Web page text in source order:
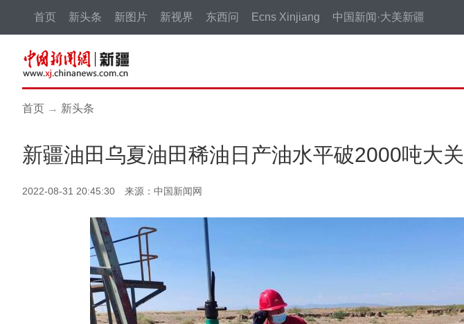
首页 新头条 新图片 新视界 东西问 Ecns Xinjiang 中国新闻·大美新疆
首页 → 新头条
新疆油田乌夏油田稀油日产油水平破2000吨大关
2022-08-31 20:45:30 来源：中国新闻网